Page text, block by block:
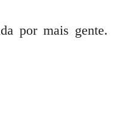
por mais gente.